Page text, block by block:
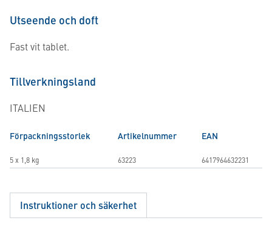
Utseende och doft
Fast vit tablet.
Tillverkningsland
ITALIEN
Förpackningsstorlek Artikelnummer EAN
5 x 1,8 kg 63223 6417964632231
Instruktioner och säkerhet